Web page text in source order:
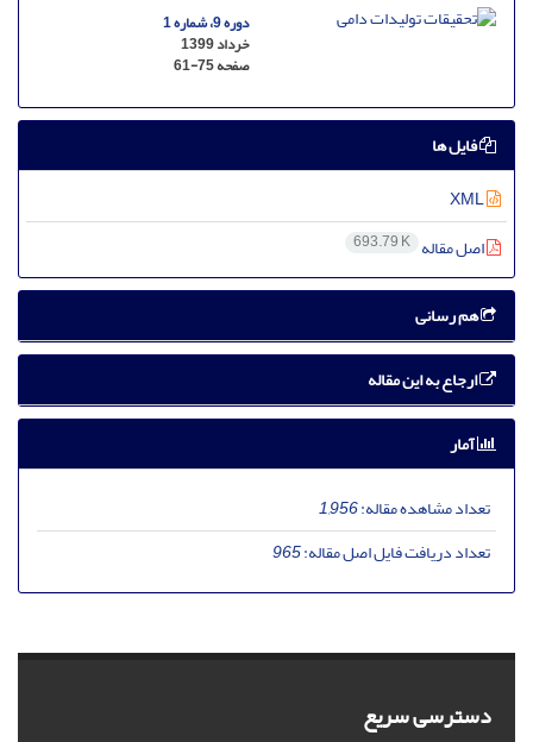
دوره 9، شماره 1
خرداد 1399
صفحه61-75
فایل ها
اصل مقاله 693.79 K
هم رسانی
ارجاع به این مقاله
آمار
تعداد مشاهده مقاله:1,956
تعداد دریافت فایل اصل مقاله:965
دسترسی سریع